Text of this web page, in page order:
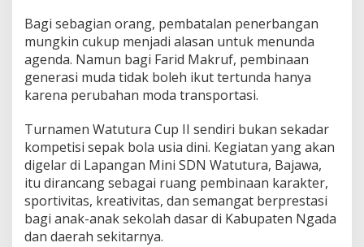
Bagi sebagian orang, pembatalan penerbangan
mungkin cukup menjadi alasan untuk menunda
agenda. Namun bagi Farid Makruf, pembinaan
generasi muda tidak boleh ikut tertunda hanya
karena perubahan moda transportasi.
Turnamen Watutura Cup II sendiri bukan sekadar
kompetisi sepak bola usia dini. Kegiatan yang akan
digelar di Lapangan Mini SDN Watutura, Bajawa,
itu dirancang sebagai ruang pembinaan karakter,
sportivitas, kreativitas, dan semangat berprestasi
bagi anak-anak sekolah dasar di Kabupaten Ngada
dan daerah sekitarnya.